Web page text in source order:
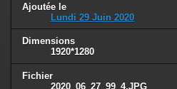
Ajoutée le
Lundi 29 Juin 2020
Dimensions
1920*1280
Fichier
2020_06_27_99_4.JPG